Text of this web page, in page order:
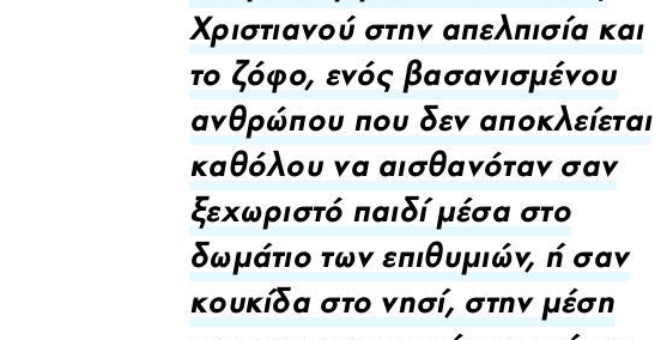
Χριστιανού στην απελπισία και
το ζόφο, ενός βασανισμένου
ανθρώπου που δεν αποκλείεται
καθόλου να αισθανόταν σαν
ξεχωριστό παιδί μέσα στο
δωμάτιο των επιθυμιών, ή σαν
κουκίδα στο νησί, στην μέση